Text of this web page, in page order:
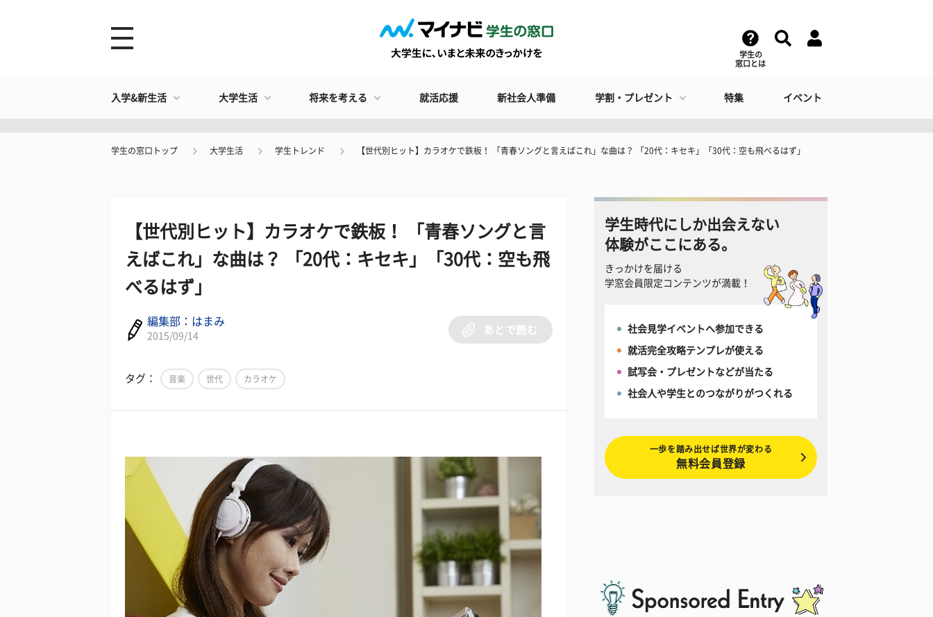
学生の
窓口とは
入学&新生活 大学生活 将来を考える 就活応援 新社会人準備 学割・プレゼント 特集 イベント
学生の窓口トップ 大学生活 学生トレンド 【世代別ヒット】カラオケで鉄板！ 「青春ソングと言えばこれ」な曲は？ 「20代：キセキ」「30代：空も飛べるはず」
【世代別ヒット】カラオケで鉄板！ 「青春ソングと言
えばこれ」な曲は？ 「20代：キセキ」「30代：空も飛
べるはず」
編集部：はまみ
2015/09/14
あとで読む
タグ： 音楽 世代 カラオケ
学生時代にしか出会えない
体験がここにある。
きっかけを届ける
学窓会員限定コンテンツが満載！
社会見学イベントへ参加できる
就活完全攻略テンプレが使える
試写会・プレゼントなどが当たる
社会人や学生とのつながりがつくれる
一歩を踏み出せば世界が変わる
無料会員登録